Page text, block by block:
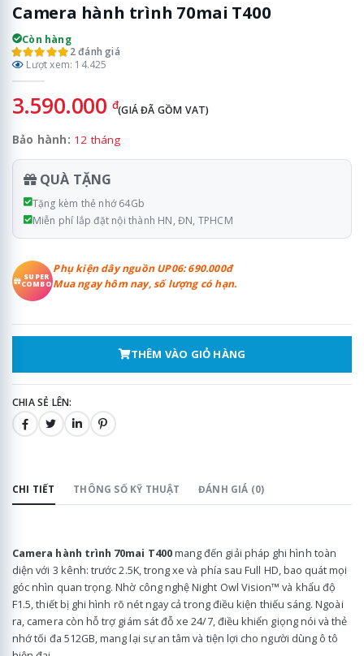
Camera hành trình 70mai T400
Còn hàng
2 đánh giá
Lượt xem: 14.425
3.590.000 đ(GIÁ ĐÃ GỒM VAT)
Bảo hành: 12 tháng
QUÀ TẶNG
Tặng kèm thẻ nhớ 64Gb
Miễn phí lắp đặt nội thành HN, ĐN, TPHCM
SUPER
COMBO
Phụ kiện dây nguồn UP06: 690.000đ
Mua ngay hôm nay, số lượng có hạn.
THÊM VÀO GIỎ HÀNG
CHIA SẺ LÊN:
CHI TIẾT THÔNG SỐ KỸ THUẬT ĐÁNH GIÁ (0)
Camera hành trình 70mai T400mang đến giải pháp ghi hình toàn
diện với 3 kênh: trước 2.5K, trong xe và phía sau Full HD, bao quát mọi
góc nhìn quan trọng. Nhờ công nghệ Night Owl Vision™ và khẩu độ
F1.5, thiết bị ghi hình rõ nét ngay cả trong điều kiện thiếu sáng. Ngoài
ra, camera còn hỗ trợ giám sát đỗ xe 24/7, điều khiển giọng nói và thẻ
nhớ tối đa 512GB, mang lại sự an tâm và tiện lợi cho người dùng ô tô